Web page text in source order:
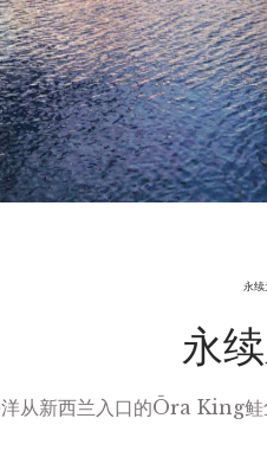
永续
永
从新西兰入口的Ōra King鲑